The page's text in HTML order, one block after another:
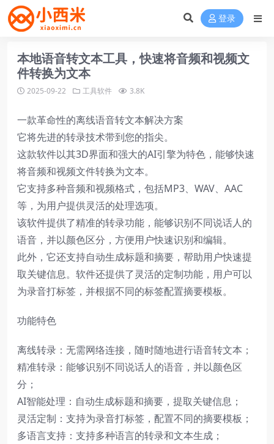
登录
本地语音转文本工具，快速将音频和视频文
件转换为文本
2025-09-22 工具软件 3.8K
一款革命性的离线语音转文本解决方案
它将先进的转录技术带到您的指尖。
这款软件以其3D界面和强大的AI引擎为特色，能够快速
将音频和视频文件转换为文本。
它支持多种音频和视频格式，包括MP3、WAV、AAC
等，为用户提供灵活的处理选项。
该软件提供了精准的转录功能，能够识别不同说话人的
语音，并以颜色区分，方便用户快速识别和编辑。
此外，它还支持自动生成标题和摘要，帮助用户快速提
取关键信息。软件还提供了灵活的定制功能，用户可以
为录音打标签，并根据不同的标签配置摘要模板。
功能特色
离线转录：无需网络连接，随时随地进行语音转文本；
精准转录：能够识别不同说话人的语音，并以颜色区
分；
AI智能处理：自动生成标题和摘要，提取关键信息；
灵活定制：支持为录音打标签，配置不同的摘要模板；
多语言支持：支持多种语言的转录和文本生成；